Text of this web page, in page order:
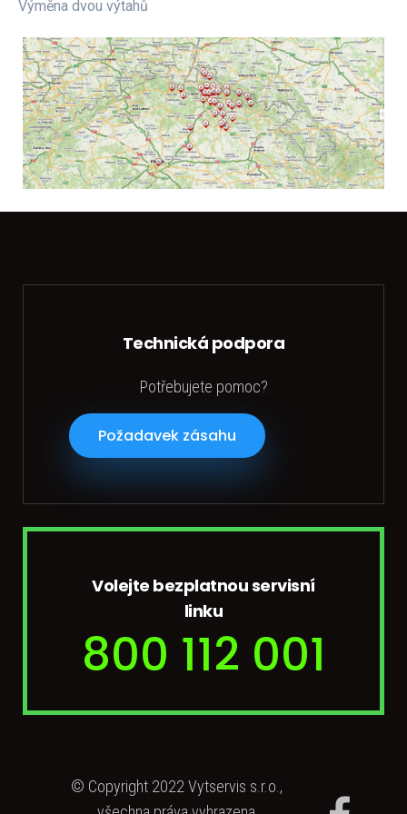
Výměna dvou výtahů
Technická podpora
Potřebujete pomoc?
Požadavek zásahu
Volejte bezplatnou servisní
linku
800 112 001
© Copyright 2022 Vytservis s.r.o.,